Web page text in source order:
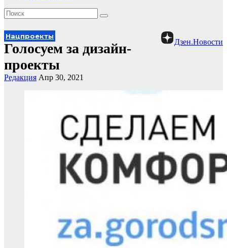
Дзен.Новости
Нацпроекты
Голосуем за дизайн-
проекты
Редакция Апр 30, 2021